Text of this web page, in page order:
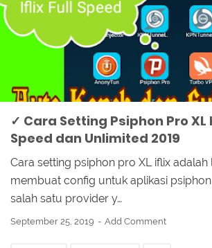
✓ Cara Setting Psiphon Pro XL
Speed dan Unlimited 2019
Cara setting psiphon pro XL iflix
membuat config untuk aplikasi
salah satu provider y…
September 25, 2019 Add Comment